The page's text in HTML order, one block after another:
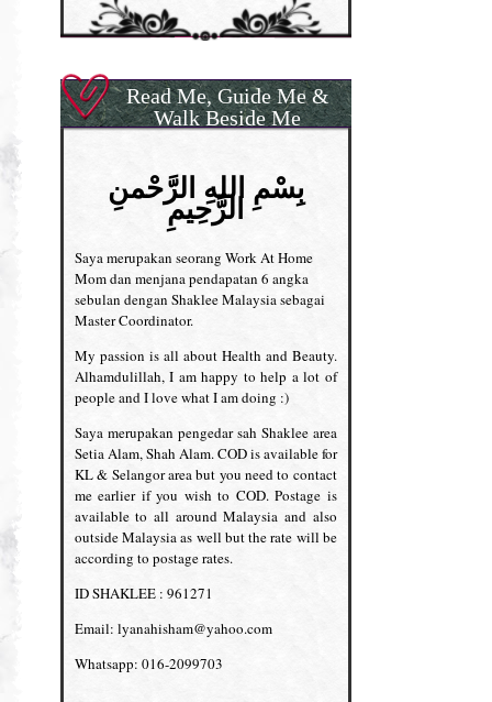
Read Me, Guide Me &
Walk Beside Me
بِسْمِ اللهِ الرَّحْمنِ
الرَّحِيمِ
Saya merupakan seorang Work At Home
Mom dan menjana pendapatan 6 angka
sebulan dengan Shaklee Malaysia sebagai
Master Coordinator.
My passion is all about Health and Beauty.
Alhamdulillah, I am happy to help a lot of
people and I love what I am doing :)
Saya merupakan pengedar sah Shaklee area
Setia Alam, Shah Alam. COD is available for
KL & Selangor area but you need to contact
me earlier if you wish to COD. Postage is
available to all around Malaysia and also
outside Malaysia as well but the rate will be
according to postage rates.
ID SHAKLEE : 961271
Email: lyanahisham@yahoo.com
Whatsapp: 016-2099703